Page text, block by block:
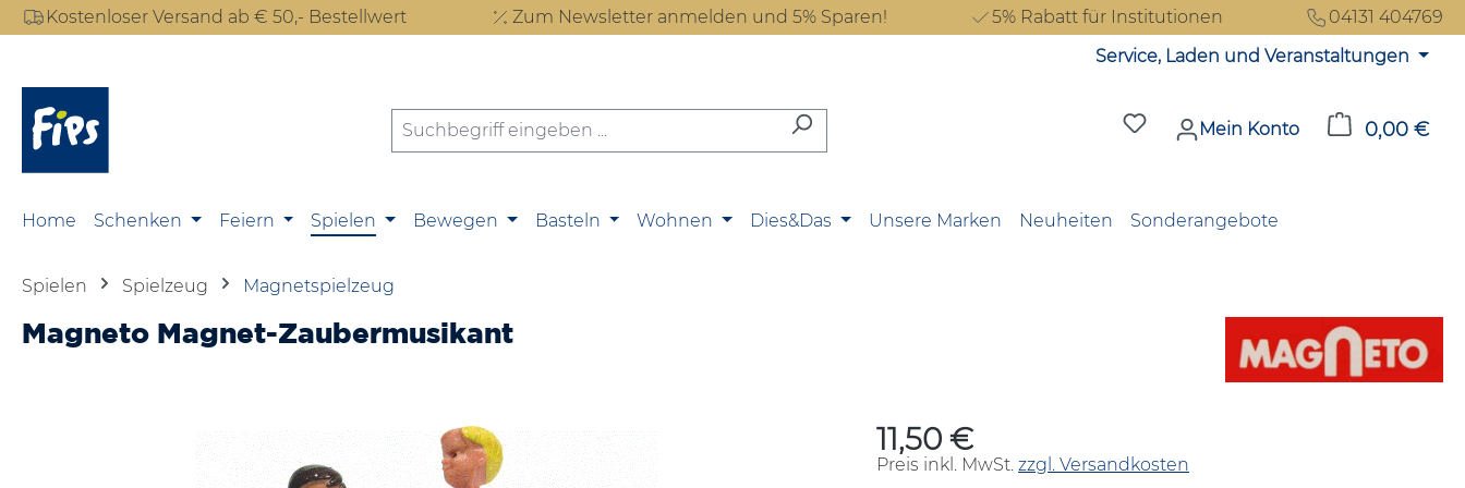
Hauptinhalt springen
Zur Suche springen
Zur Hauptnavigation springen
Kostenloser Versand ab € 50,- Bestellwert Zum Newsletter anmelden und 5% Sparen! 5% Rabatt für Institutionen
04131 404769
Service, Laden und Veranstaltungen
Du hast 0 Produkte auf dem
Mein Konto 0,00 €
Home Schenken Feiern Spielen Bewegen Basteln Wohnen Dies&Das Unsere Marken Neuheiten Sonderangebote
Spielen Spielzeug Magnetspielzeug
Magneto Magnet-Zaubermusikant
Bildergalerie überspringen Regulärer Preis:
11,50 €
Preis inkl. MwSt. zzgl. Versandkosten